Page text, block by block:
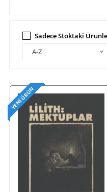
Sadece Stoktaki
A-Z
YENI ÜRÜN